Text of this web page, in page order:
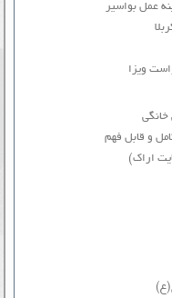
عمل بواسیر
ویزا
و قابل فهم
اراک)